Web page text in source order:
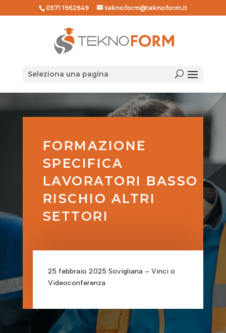
0571 1962649 teknoform@teknoform.it
Seleziona una pagina
FORMAZIONE
SPECIFICA
LAVORATORI BASSO
RISCHIO ALTRI
SETTORI
25 febbraio 2025 Sovigliana – Vinci o
Videoconferenza